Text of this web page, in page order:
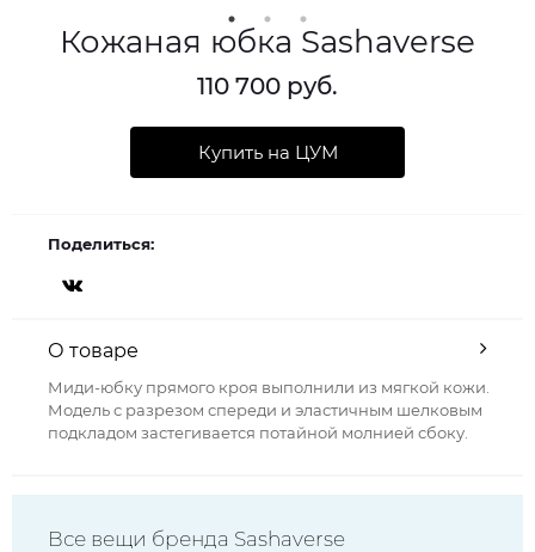
Кожаная юбка Sashaverse
110 700 руб.
Купить на ЦУМ
Поделиться:
О товаре
Миди-юбку прямого кроя выполнили из мягкой кожи.
Модель с разрезом спереди и эластичным шелковым
подкладом застегивается потайной молнией сбоку.
Все вещи бренда Sashaverse